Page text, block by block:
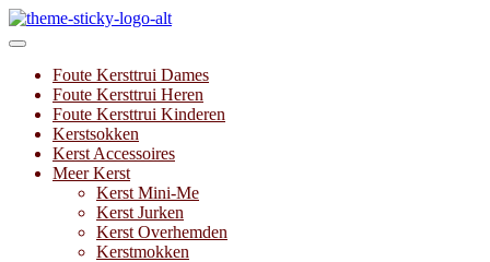
Foute Kersttrui Dames
Foute Kersttrui Heren
Foute Kersttrui Kinderen
Kerstsokken
Kerst Accessoires
Meer Kerst
Kerst Mini-Me
Kerst Jurken
Kerst Overhemden
Kerstmokken